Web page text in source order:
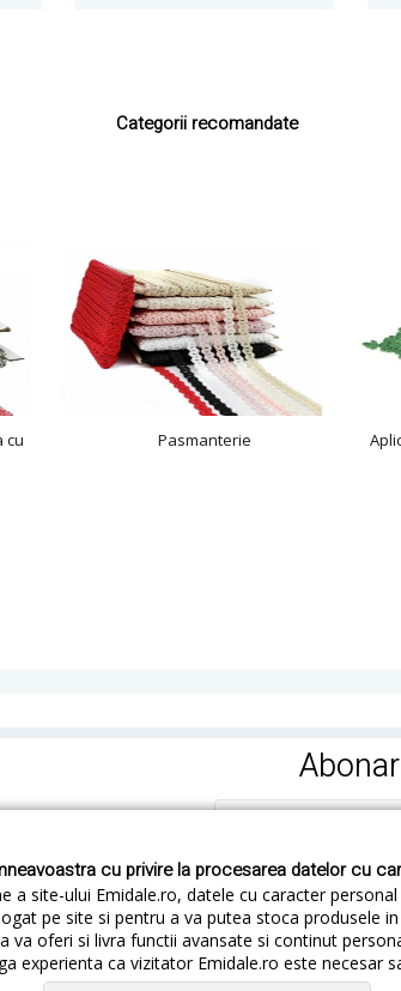
cu privire la procesarea datelor cu
a site-ului Emidale.ro, datele cu caracter
pe site si pentru a va putea stoca produsele
va oferi si livra functii avansate si continut
experienta ca vizitator Emidale.ro este necesar
Categorii recomandate
cu
Pasmanterie
Cum returnezi Termeni si Conditii